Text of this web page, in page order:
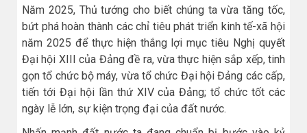
Năm 2025, Thủ tướng cho biết chúng ta vừa tăng tốc,
bứt phá hoàn thành các chỉ tiêu phát triển kinh tế-xã hội
năm 2025 để thực hiện thắng lợi mục tiêu Nghị quyết
Đại hội XIII của Đảng đề ra, vừa thực hiện sắp xếp, tinh
gọn tổ chức bộ máy, vừa tổ chức Đại hội Đảng các cấp,
tiến tới Đại hội lần thứ XIV của Đảng; tổ chức tốt các
ngày lễ lớn, sự kiện trọng đại của đất nước.